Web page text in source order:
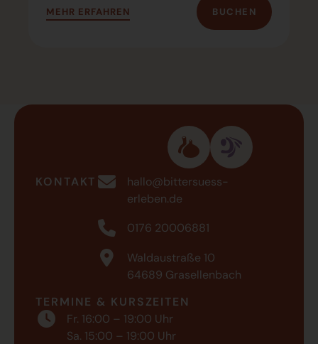
MEHR ERFAHREN BUCHEN
KONTAKT
hallo@bittersuess-
erleben.de
0176 20006881
Waldaustraße 10
64689 Grasellenbach
TERMINE & KURSZEITEN
Fr. 16:00 – 19:00 Uhr
Sa. 15:00 – 19:00 Uhr